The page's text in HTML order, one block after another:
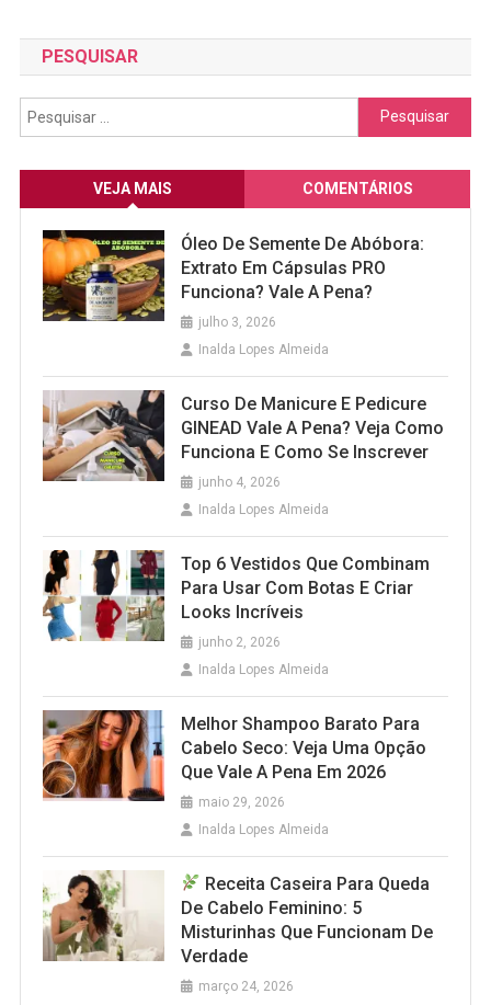
PESQUISAR
Pesquisar
por:
VEJA MAIS COMENTÁRIOS
Óleo De Semente De Abóbora:
Extrato Em Cápsulas PRO
Funciona? Vale A Pena?
julho 3, 2026
Inalda Lopes Almeida
Curso De Manicure E Pedicure
GINEAD Vale A Pena? Veja Como
Funciona E Como Se Inscrever
junho 4, 2026
Inalda Lopes Almeida
Top 6 Vestidos Que Combinam
Para Usar Com Botas E Criar
Looks Incríveis
junho 2, 2026
Inalda Lopes Almeida
Melhor Shampoo Barato Para
Cabelo Seco: Veja Uma Opção
Que Vale A Pena Em 2026
maio 29, 2026
Inalda Lopes Almeida
Receita Caseira Para Queda
De Cabelo Feminino: 5
Misturinhas Que Funcionam De
Verdade
março 24, 2026